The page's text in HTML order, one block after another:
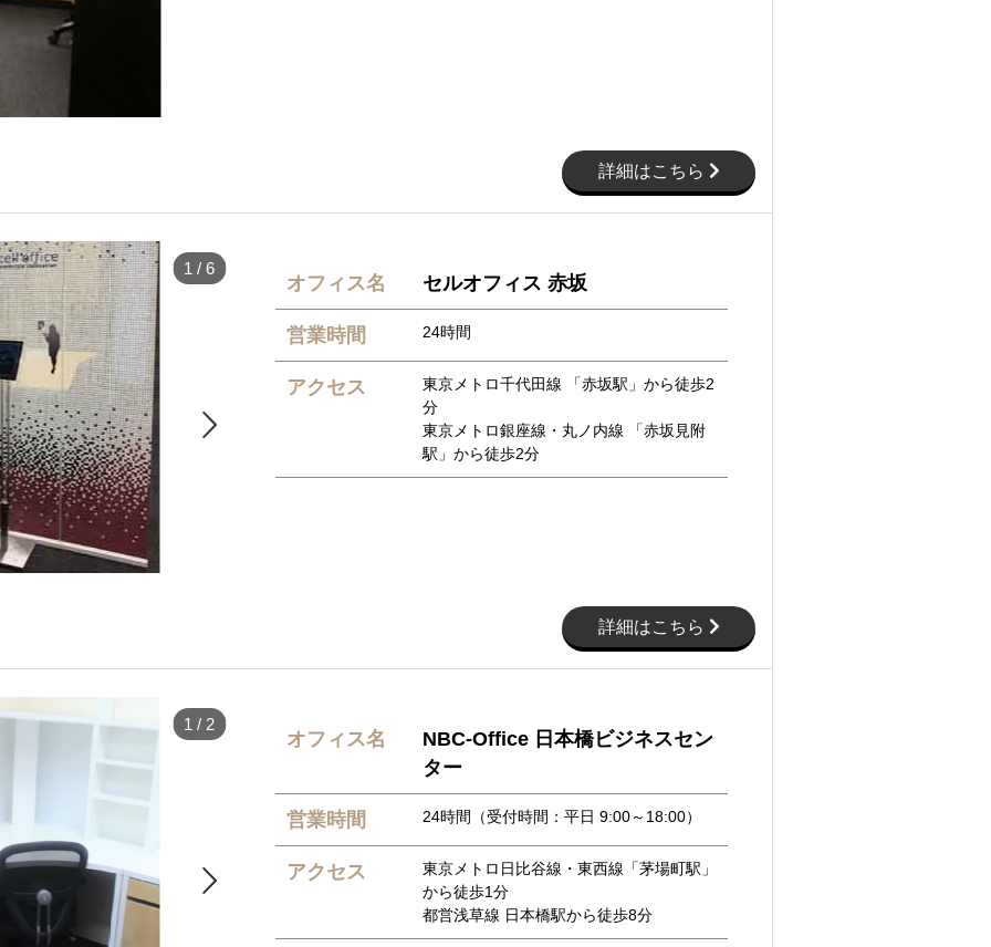
詳細はこちら

1 / 6
オフィス名 セルオフィス 赤坂
営業時間 24時間
アクセス
東京メトロ千代田線 「赤坂駅」から徒歩2
分
東京メトロ銀座線・丸ノ内線 「赤坂見附
駅」から徒歩2分
詳細はこちら

1 / 2
オフィス名
NBC-Office 日本橋ビジネスセン
ター
営業時間 24時間（受付時間：平日 9:00～18:00）
アクセス
東京メトロ日比谷線・東西線「茅場町駅」
から徒歩1分
都営浅草線 日本橋駅から徒歩8分